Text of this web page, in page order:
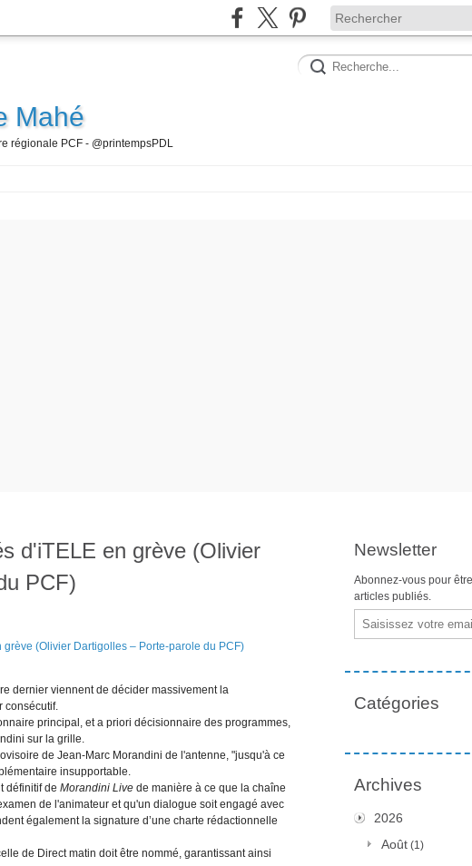
Mahé
régionale PCF - @printempsPDL
d'iTELE en grève (Olivier
PCF)
dernier viennent de décider massivement la
consécutif.
principal, et a priori décisionnaire des programmes,
sur la grille.
de Jean-Marc Morandini de l'antenne, "jusqu'à ce
insupportable.
définitif de Morandini Live de manière à ce que la chaîne
de l'animateur et qu'un dialogue soit engagé avec
également la signature d’une charte rédactionnelle
de Direct matin doit être nommé, garantissant ainsi
Newsletter
Abonnez-vous pour
articles publiés.
Email
Catégories
Archives
2026
Août (1)